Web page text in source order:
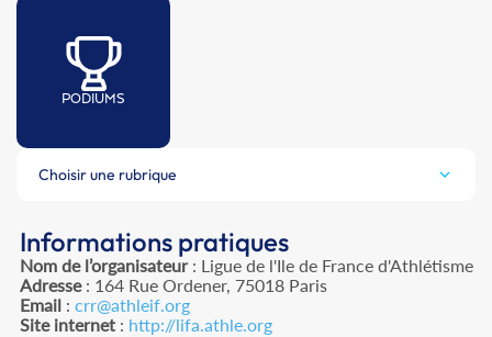
PODIUMS
Choisir une rubrique
Informations pratiques
Nom de l’organisateur: Ligue de l'Ile de France d'Athlétisme
Adresse: 164 Rue Ordener, 75018 Paris
Email: crr@athleif.org
Site internet: http://lifa.athle.org